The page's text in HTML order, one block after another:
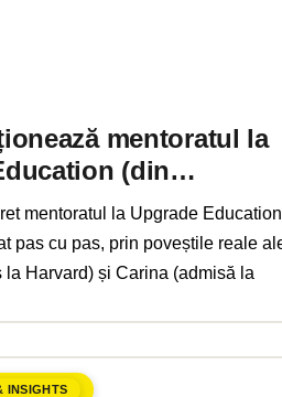
mentoratul la
(din
unui student)
mentoratul la Upgrade
pas cu pas, prin poveștile reale
la Harvard) și Carina (admisă la
INSIGHTS